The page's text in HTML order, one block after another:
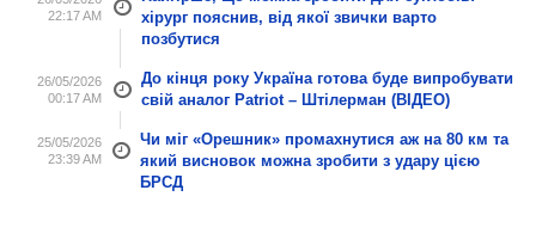
22:17 AM
хірург пояснив, від якої звички варто
позбутися
26/05/2026
00:17 AM
До кінця року Україна готова буде випробувати
свій аналог Patriot – Штілерман (ВІДЕО)
25/05/2026
23:39 AM
Чи міг «Орешник» промахнутися аж на 80 км та
який висновок можна зробити з удару цією
БРСД